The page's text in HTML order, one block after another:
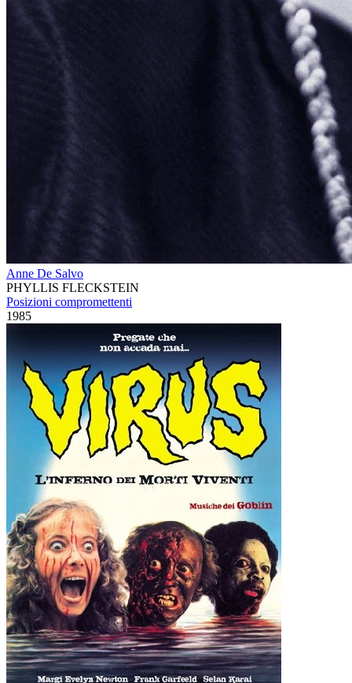
Anne De Salvo
PHYLLIS FLECKSTEIN
Posizioni compromettenti
1985